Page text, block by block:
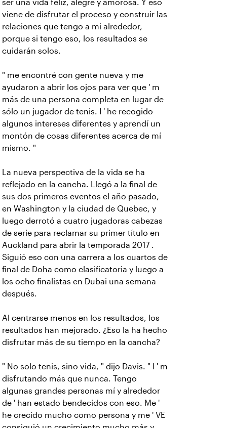
ser una vida feliz, alegre y amorosa. Y eso
viene de disfrutar el proceso y construir las
relaciones que tengo a mi alrededor,
porque si tengo eso, los resultados se
cuidarán solos.
" me encontré con gente nueva y me
ayudaron a abrir los ojos para ver que ' m
más de una persona completa en lugar de
sólo un jugador de tenis. I ' he recogido
algunos intereses diferentes y aprendí un
montón de cosas diferentes acerca de mí
mismo. "
La nueva perspectiva de la vida se ha
reflejado en la cancha. Llegó a la final de
sus dos primeros eventos el año pasado,
en Washington y la ciudad de Quebec, y
luego derrotó a cuatro jugadoras cabezas
de serie para reclamar su primer título en
Auckland para abrir la temporada 2017 .
Siguió eso con una carrera a los cuartos de
final de Doha como clasificatoria y luego a
los ocho finalistas en Dubai una semana
después.
Al centrarse menos en los resultados, los
resultados han mejorado. ¿Eso la ha hecho
disfrutar más de su tiempo en la cancha?
" No solo tenis, sino vida, " dijo Davis. " I ' m
disfrutando más que nunca. Tengo
algunas grandes personas mí y alrededor
de ' han estado bendecidos con eso. Me '
he crecido mucho como persona y me ' VE